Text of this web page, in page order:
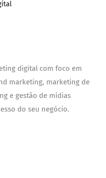
digital com foco em
marketing, marketing de
e gestão de mídias
do seu negócio.